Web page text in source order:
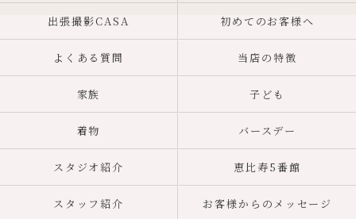
出張撮影CASA 初めてのお客様へ
よくある質問 当店の特徴
家族 子ども
着物 バースデー
スタジオ紹介 恵比寿5番館
スタッフ紹介 お客様からのメッセージ